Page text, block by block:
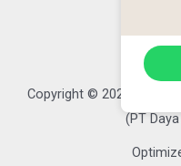
Copyright © 2026 Raja
(PT